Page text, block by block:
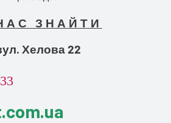
ЗНАЙТИ
Хелова 22